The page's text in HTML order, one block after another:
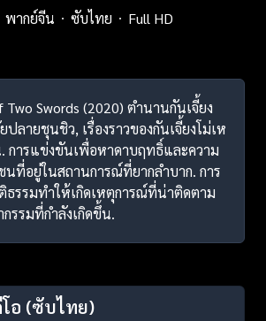
พากย์จีน ซับไทย
Full HD
Two Swords (2020) ตำนานกันเจี้ยง
ปลายชุนชิว, เรื่องราวของกันเจี้ยงโม่เห
การแข่งขันเพื่อหาดาบฤทธิ์และความ
นที่อยู่ในสถานการณ์ที่ยากลำบาก. การ
ธรรมทำให้เกิดเหตุการณ์ที่น่าติดตาม
รรมที่กำลังเกิดขึ้น.
อ (ซับไทย)